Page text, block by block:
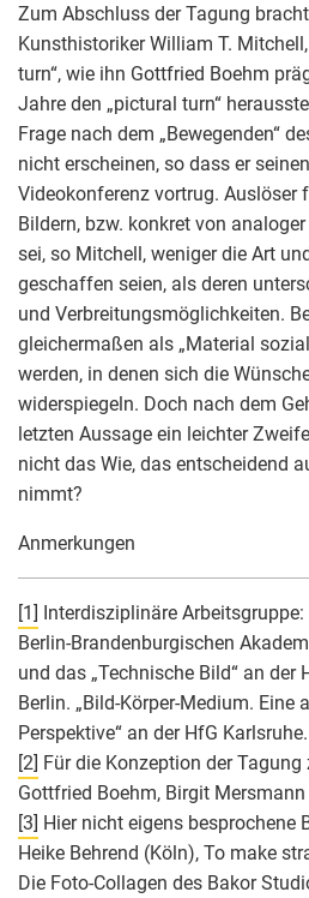
Zum Abschluss der Tagung
Kunsthistoriker William T.
turn“, wie ihn Gottfried Boehm
Jahre den „pictural turn“
Frage nach dem „Bewegenden“
nicht erscheinen, so dass er
Videokonferenz vortrug. Auslöser
Bildern, bzw. konkret von
sei, so Mitchell, weniger die Art
geschaffen seien, als deren
und Verbreitungsmöglichkeiten.
gleichermaßen als „Material
werden, in denen sich die
widerspiegeln. Doch nach dem
letzten Aussage ein leichter
nicht das Wie, das entscheidend
nimmt?
Anmerkungen
[1] Interdisziplinäre Arbeitsgruppe:
Berlin-Brandenburgischen
und das „Technische Bild“ an der
Berlin. „Bild-Körper-Medium. Eine
Perspektive“ an der HfG Karlsruhe.
[2] Für die Konzeption der
Gottfried Boehm, Birgit
[3] Hier nicht eigens besprochene
Heike Behrend (Köln), To make
Die Foto-Collagen des Bakor